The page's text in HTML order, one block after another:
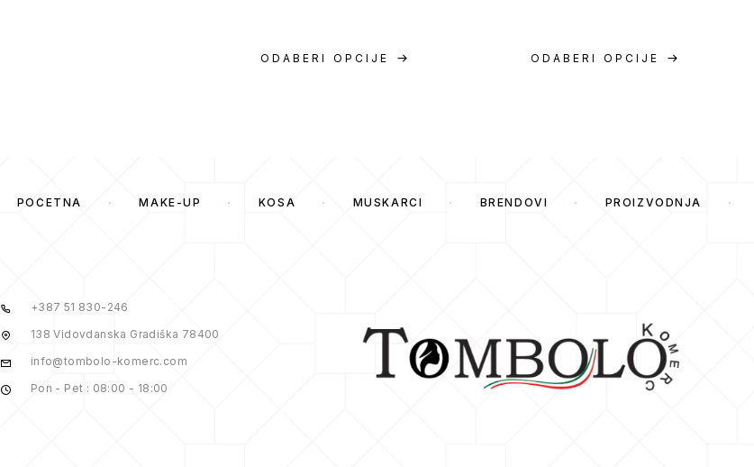
ODABERI OPCIJE ODABERI OPCIJE
POČETNA MAKE-UP KOSA MUSKARCI BRENDOVI PROIZVODNJA
+387 51 830-246
138 Vidovdanska Gradiška 78400
info@tombolo-komerc.com
Pon - Pet : 08:00 - 18:00